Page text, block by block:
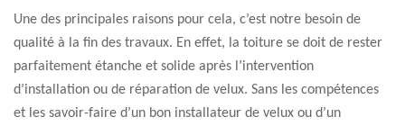
Une des principales raisons pour cela, c’est notre besoin de
qualité à la fin des travaux. En effet, la toiture se doit de rester
parfaitement étanche et solide après l’intervention
d’installation ou de réparation de velux. Sans les compétences
et les savoir-faire d’un bon installateur de velux ou d’un